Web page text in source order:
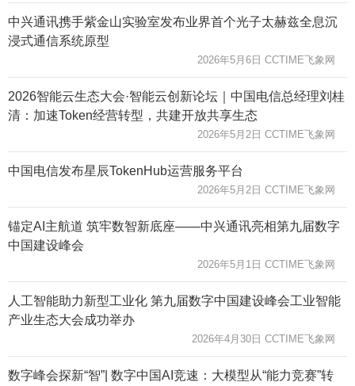
中兴通讯携手紫金山实验室发布业界首个光子太赫兹全息沉
浸式通信系统原型
2026年5月6日 CCTIME飞象网
2026智能云生态大会·智能云创新论坛｜中国电信总经理刘桂
清：加速Token经营转型，共建开放共享生态
2026年5月2日 CCTIME飞象网
中国电信发布星辰TokenHub运营服务平台
2026年5月2日 CCTIME飞象网
锚定AI主航道 筑牢数智新底座——中兴通讯亮相第九届数字
中国建设峰会
2026年5月1日 CCTIME飞象网
人工智能助力新型工业化 第九届数字中国建设峰会工业智能
产业生态大会成功举办
2026年4月30日 CCTIME飞象网
数字峰会探新“智”| 数字中国AI竞速：大模型从“能力竞赛”转